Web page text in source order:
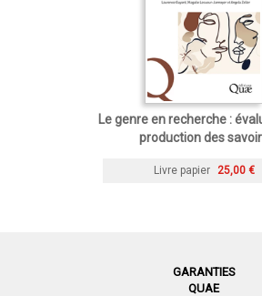
Le genre en recherche :
production des
Livre papier 25,00 €
GARANTIES
QUAE